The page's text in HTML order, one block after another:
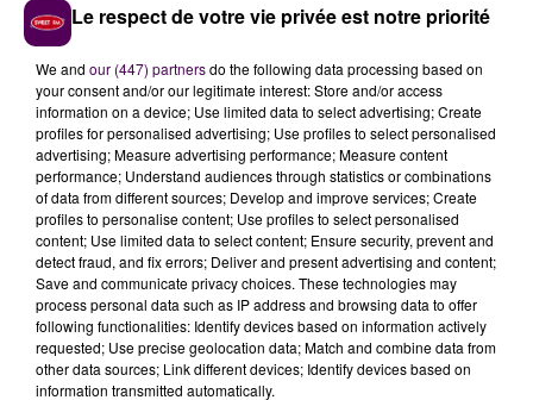
En fin de temps réglementaire, les deux équipes
s'étaient neutralisées, 1-1 : côté solognot, c'est
Anthony Payet qui a marqué, dès la 10e minute de jeu.
Il a fallu allerjusqu'à une séance tirs aux buts pour
départager les adversaires du jour: deux tirs réussis
pour les Orléanais, quatre pour le SOR, qui accède ainsi
aux 32e de finale de la Coupe de France.
Le respect de votre vie privée est notre priorité
We and our (447) partnersdo the following data processing based on
your consent and/or our legitimate interest: Store and/or access
information on a device; Use limited data to select advertising; Create
profiles for personalised advertising; Use profiles to select personalised
advertising; Measure advertising performance; Measure content
performance; Understand audiences through statistics or combinations
of data from different sources; Develop and improve services; Create
profiles to personalise content; Use profiles to select personalised
content; Use limited data to select content; Ensure security, prevent and
detect fraud, and fix errors; Deliver and present advertising and content;
Save and communicate privacy choices. These technologies may
process personal data such as IP address and browsing data to offer
following functionalities: Identify devices based on information actively
requested; Use precise geolocation data; Match and combine data from
other data sources; Link different devices; Identify devices based on
information transmitted automatically.